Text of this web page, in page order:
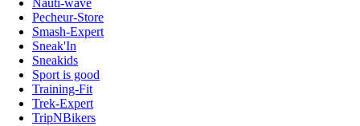
Nauti-wave
Pecheur-Store
Smash-Expert
Sneak'In
Sneakids
Sport is good
Training-Fit
Trek-Expert
TripNBikers